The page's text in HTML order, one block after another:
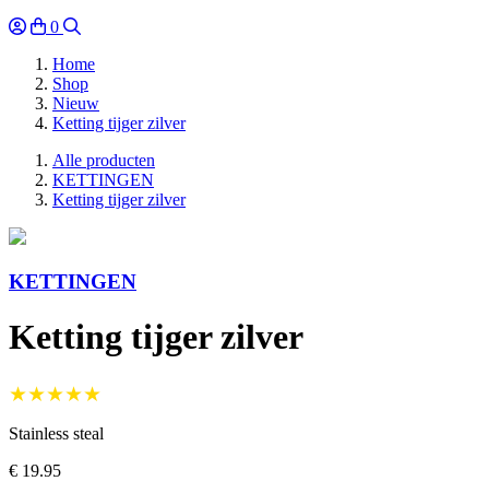
0
Home
Shop
Nieuw
Ketting tijger zilver
Alle producten
KETTINGEN
Ketting tijger zilver
KETTINGEN
Ketting tijger zilver
★★★★★
Stainless steal
€ 19.95